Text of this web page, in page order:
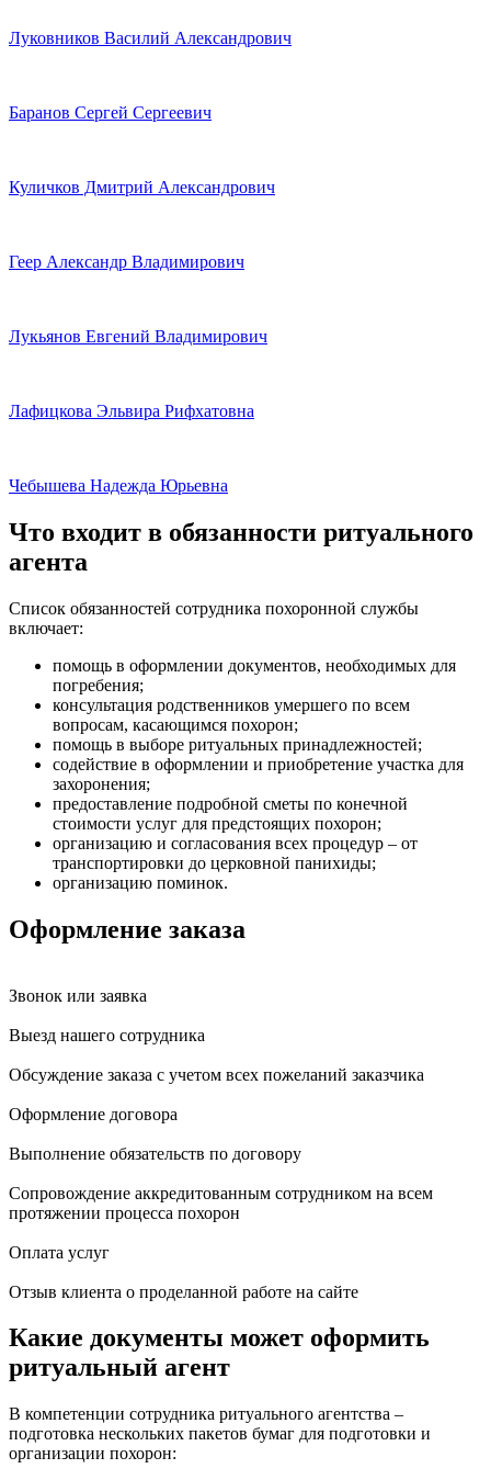
Луковников Василий Александрович
Баранов Сергей Сергеевич
Куличков Дмитрий Александрович
Геер Александр Владимирович
Лукьянов Евгений Владимирович
Лафицкова Эльвира Рифхатовна
Чебышева Надежда Юрьевна
Что входит в обязанности ритуального
агента
Список обязанностей сотрудника похоронной службы
включает:
помощь в оформлении документов, необходимых для
погребения;
консультация родственников умершего по всем
вопросам, касающимся похорон;
помощь в выборе ритуальных принадлежностей;
содействие в оформлении и приобретение участка для
захоронения;
предоставление подробной сметы по конечной
стоимости услуг для предстоящих похорон;
организацию и согласования всех процедур – от
транспортировки до церковной панихиды;
организацию поминок.
Оформление заказа
Звонок или заявка
Выезд нашего сотрудника
Обсуждение заказа с учетом всех пожеланий заказчика
Оформление договора
Выполнение обязательств по договору
Сопровождение аккредитованным сотрудником на всем
протяжении процесса похорон
Оплата услуг
Отзыв клиента о проделанной работе на сайте
Какие документы может оформить
ритуальный агент
В компетенции сотрудника ритуального агентства –
подготовка нескольких пакетов бумаг для подготовки и
организации похорон: